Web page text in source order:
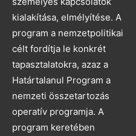
kialakítása, elmélyítése. A
program a nemzetpolitikai
célt fordítja le konkrét
tapasztalatokra, azaz a
Határtalanul Program a
nemzeti összetartozás
operatív programja. A
program keretében